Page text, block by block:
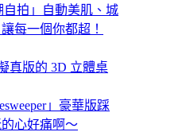
自拍」自動美肌、城
每一個你都超！
真版的 3D 立體桌
」豪華版踩
心好痛啊～